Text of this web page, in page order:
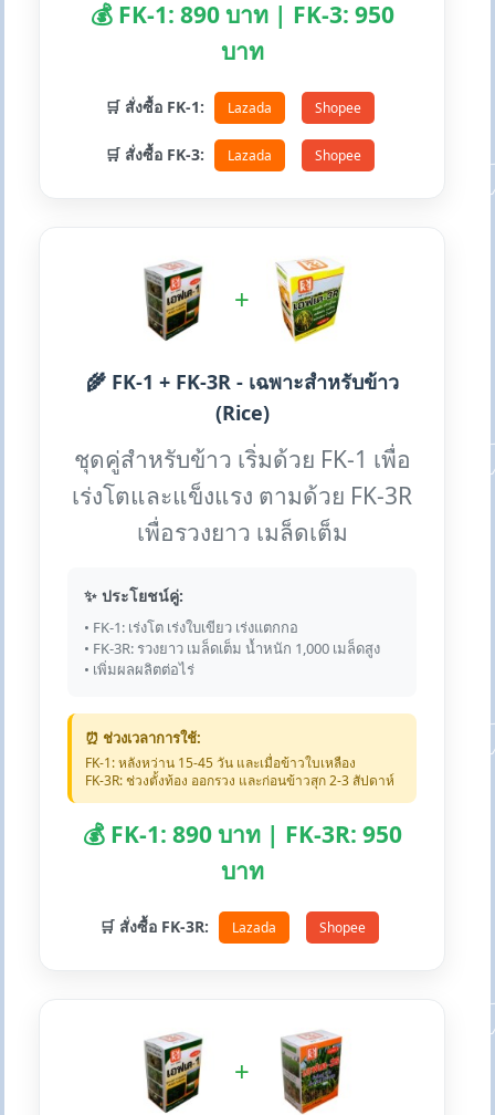
💰 FK-1: 890 บาท | FK-3: 950
บาท
🛒 สั่งซื้อ FK-1: Lazada Shopee
🛒 สั่งซื้อ FK-3: Lazada Shopee
+
🌾 FK-1 + FK-3R - เฉพาะสำหรับข้าว
(Rice)
ชุดคู่สำหรับข้าว เริ่มด้วย FK-1 เพื่อ
เร่งโตและแข็งแรง ตามด้วย FK-3R
เพื่อรวงยาว เมล็ดเต็ม
✨ ประโยชน์คู่:
• FK-1: เร่งโต เร่งใบเขียว เร่งแตกกอ
• FK-3R: รวงยาว เมล็ดเต็ม น้ำหนัก 1,000 เมล็ดสูง
• เพิ่มผลผลิตต่อไร่
⏰ ช่วงเวลาการใช้:
FK-1: หลังหว่าน 15-45 วัน และเมื่อข้าวใบเหลือง
FK-3R: ช่วงตั้งท้อง ออกรวง และก่อนข้าวสุก 2-3 สัปดาห์
💰 FK-1: 890 บาท | FK-3R: 950
บาท
🛒 สั่งซื้อ FK-3R: Lazada Shopee
+